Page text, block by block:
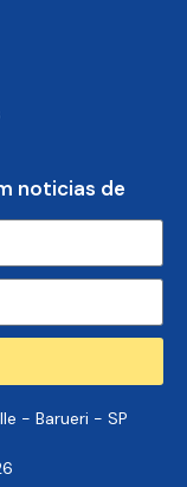
noticias de
- Barueri - SP